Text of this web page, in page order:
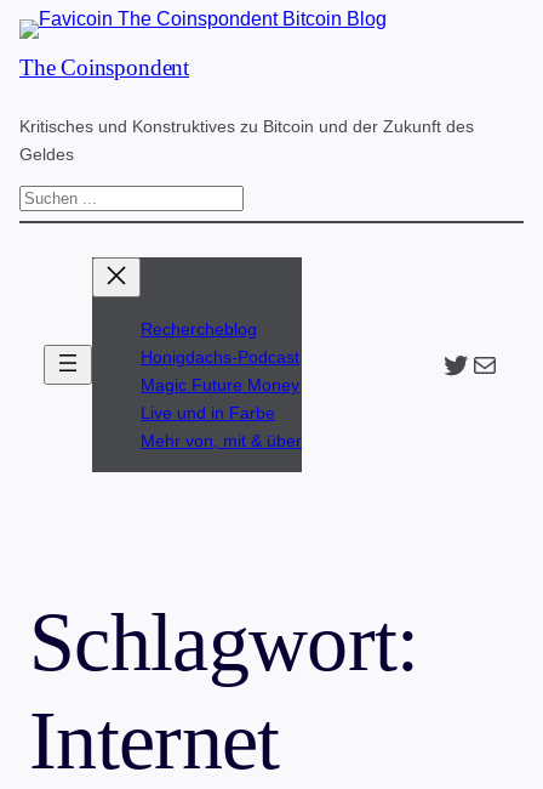
Zum
Inhalt
The Coinspondent
Kritisches und Konstruktives zu Bitcoin und der Zukunft des
Geldes
S
Rechercheblog
Honigdachs-Podcast
Magic Future Money
Live und in Farbe
Mehr von, mit & über
Twitter
The
Schlagwort:
Internet